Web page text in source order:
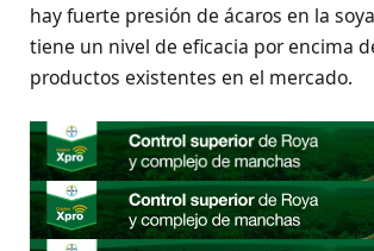
hay fuerte presión de ácaros en la
tiene un nivel de eficacia por encima
productos existentes en el mercado.